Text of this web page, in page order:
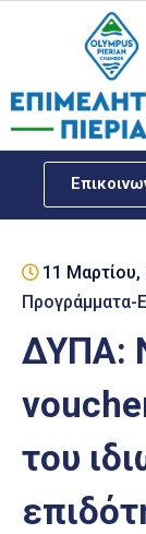
Επιμελητήριο
Νέα
ΓΕΜΗ
Υποστήριξη
Έκθεση
Παραδοσιακών
Επαγγελμάτων
11 Μαρτίου,
Προγράμματα-
ΔΥΠΑ:
του